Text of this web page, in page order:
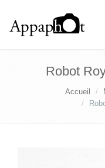
Robot
Accueil